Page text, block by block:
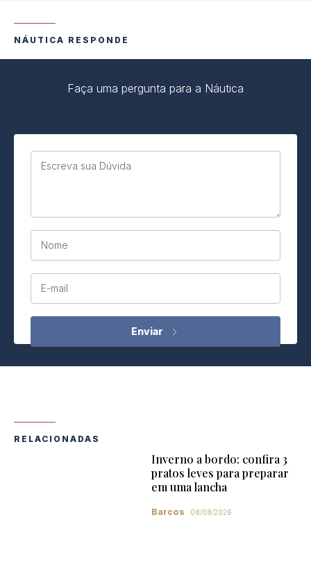
NÁUTICA RESPONDE
Faça uma pergunta para a Náutica
Escreva sua Dúvida
Nome
E-mail
RELACIONADAS
Inverno a bordo: confira 3
pratos leves para preparar
em uma lancha
Barcos 08/08/2026